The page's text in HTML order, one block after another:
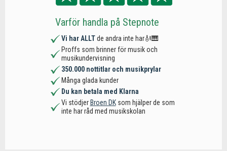
Varför handla på Stepnote
Vi har ALLTde andra inte har🎻🎹
Proffs som brinner för musik och
musikundervisning
350.000 nottitlar och musikprylar
Många glada kunder
Du kan betala med Klarna
Vi stödjer Broen DKsom hjälper de som
inte har råd med musikskolan